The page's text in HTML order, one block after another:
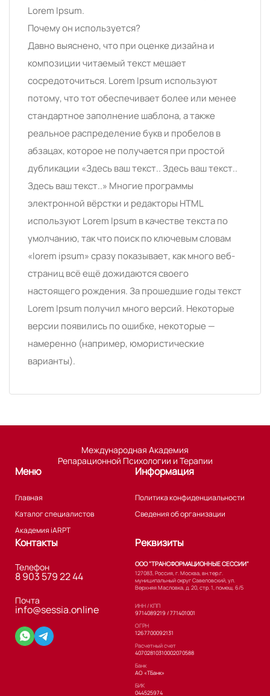
Lorem Ipsum.
Почему он используется?
Давно выяснено, что при оценке дизайна и
композиции читаемый текст мешает
сосредоточиться. Lorem Ipsum используют
потому, что тот обеспечивает более или менее
стандартное заполнение шаблона, а также
реальное распределение букв и пробелов в
абзацах, которое не получается при простой
дубликации «Здесь ваш текст.. Здесь ваш текст..
Здесь ваш текст..» Многие программы
электронной вёрстки и редакторы HTML
используют Lorem Ipsum в качестве текста по
умолчанию, так что поиск по ключевым словам
«lorem ipsum» сразу показывает, как много веб-
страниц всё ещё дожидаются своего
настоящего рождения. За прошедшие годы текст
Lorem Ipsum получил много версий. Некоторые
версии появились по ошибке, некоторые —
намеренно (например, юмористические
варианты).
Международная Академия
Репарационной Психологии и Терапии
Меню
Главная
Каталог специалистов
Академия iARPT
Информация
Политика конфиденциальности
Сведения об организации
Контакты
Телефон
8 903 579 22 44
Почта
info@sessia.online
Реквизиты
ООО "ТРАНСФОРМАЦИОННЫЕ СЕССИИ"
127083, Россия, г. Москва, вн.тер.г.
муниципальный округ Савеловский, ул.
Верхняя Масловка, д. 20, стр. 1, помещ. 6/5
ИНН / КПП
9714089219 / 771401001
ОГРН
1267700092131
Расчетный счет
40702810310002070588
Банк
АО «ТБанк»
БИК
044525974